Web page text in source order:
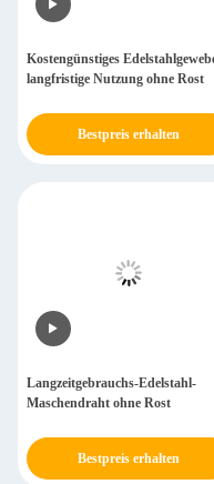
Kostengünstiges
langfristige Nutzung ohne Rost
Bestpreis erhalten
Langzeitgebrauchs-Edelstahl-
Maschendraht ohne Rost
Bestpreis erhalten